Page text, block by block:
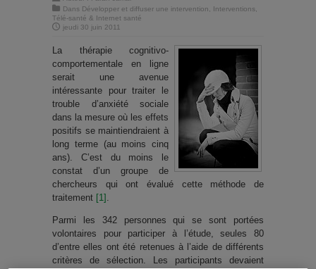
Dans Développer et diffuser une intervention Interventions
Télé-santé & Internet santé
jeudi 30 juin 2011
La thérapie cognitivo-
comportementale en ligne
serait une avenue
intéressante pour traiter le
trouble d’anxiété sociale
dans la mesure où les effets
positifs se maintiendraient à
long terme (au moins cinq
ans). C’est du moins le
constat d’un groupe de
chercheurs qui ont évalué cette méthode de
traitement [1]
Parmi les 342 personnes qui se sont portées
volontaires pour participer à l’étude, seules 80
d’entre elles ont été retenues à l’aide de différents
critères de sélection. Les participants devaient